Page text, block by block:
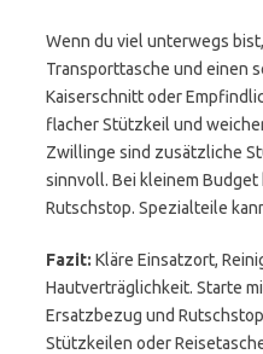
Wenn du viel unterwegs
Transporttasche und einen
Kaiserschnitt oder
flacher Stützkeil und
Zwillinge sind zusätzliche
sinnvoll. Bei kleinem
Rutschstop. Spezialteile
Fazit: Kläre Einsatzort,
Hautverträglichkeit. Starte
Ersatzbezug und
Stützkeilen oder